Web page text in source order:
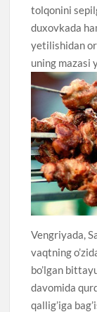
tolqonini
duxovkada
yetilishidan
uning mazasi
Vengriyada,
vaqtning
bo’lgan
davomida
qallig’iga